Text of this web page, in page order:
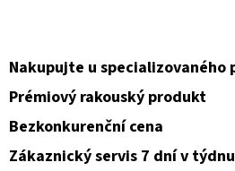
Nakupujte u
Prémiový rakouský produkt
Bezkonkurenční cena
Zákaznický servis 7 dní v